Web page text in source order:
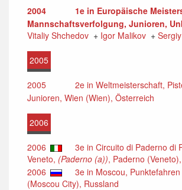
2004
1e in Europäische
Mannschaftsverfolgung, Junioren,
Vitaliy Shchedov + Igor Malikov +
2005
2005
2e in Weltmeisterschaft,
Junioren, Wien (Wien), Österreich
2006
2006
3e in Circuito di Paderno di
Veneto, (Paderno (a)), Paderno
2006
3e in Moscou,
(Moscou City), Russland